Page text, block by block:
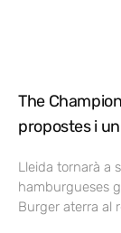
The
propostes i
Lleida tornarà a
hamburgueses
Burger aterra al